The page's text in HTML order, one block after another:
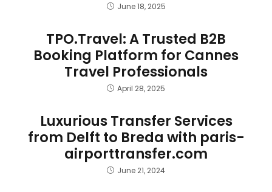
June 18, 2025
TPO.Travel: A Trusted B2B
Booking Platform for Cannes
Travel Professionals
April 28, 2025
Luxurious Transfer Services
from Delft to Breda with paris-
airporttransfer.com
June 21, 2024